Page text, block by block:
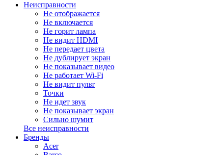
Неисправности
Не отображается
Не включается
Не горит лампа
Не видит HDMI
Не передает цвета
Не дублирует экран
Не показывает видео
Не работает Wi-Fi
Не видит пульт
Точки
Не идет звук
Не показывает экран
Сильно шумит
Все неисправности
Бренды
Acer